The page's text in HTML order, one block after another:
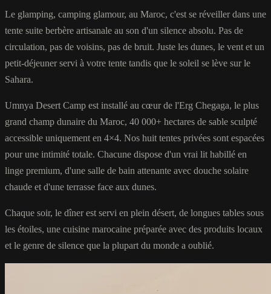
Le glamping, camping glamour, au Maroc, c'est se réveiller dans une
tente suite berbère artisanale au son d'un silence absolu. Pas de
circulation, pas de voisins, pas de bruit. Juste les dunes, le vent et un
petit-déjeuner servi à votre tente tandis que le soleil se lève sur le
Sahara.
Umnya Desert Camp est installé au cœur de l'Erg Chegaga, le plus
grand champ dunaire du Maroc, 40 000+ hectares de sable sculpté
accessible uniquement en 4×4. Nos huit tentes privées sont espacées
pour une intimité totale. Chacune dispose d'un vrai lit habillé en
linge premium, d'une salle de bain attenante avec douche solaire
chaude et d'une terrasse face aux dunes.
Chaque soir, le dîner est servi en plein désert, de longues tables sous
les étoiles, une cuisine marocaine préparée avec des produits locaux
et le genre de silence que la plupart du monde a oublié.